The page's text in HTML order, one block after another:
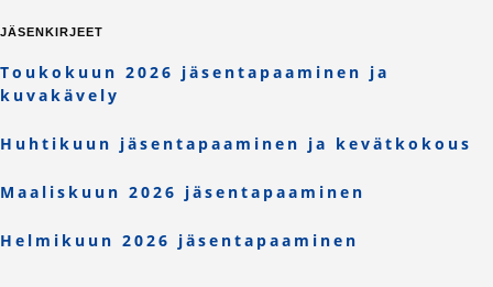
JÄSENKIRJEET
Toukokuun 2026 jäsentapaaminen ja
kuvakävely
Huhtikuun jäsentapaaminen ja kevätkokous
Maaliskuun 2026 jäsentapaaminen
Helmikuun 2026 jäsentapaaminen